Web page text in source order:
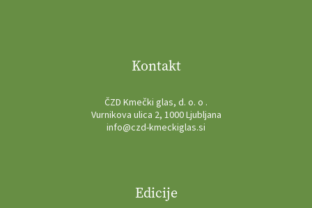
Kontakt
ČZD Kmečki glas, d. o. o .
Vurnikova ulica 2, 1000 Ljubljana
info@czd-kmeckiglas.si
Edicije